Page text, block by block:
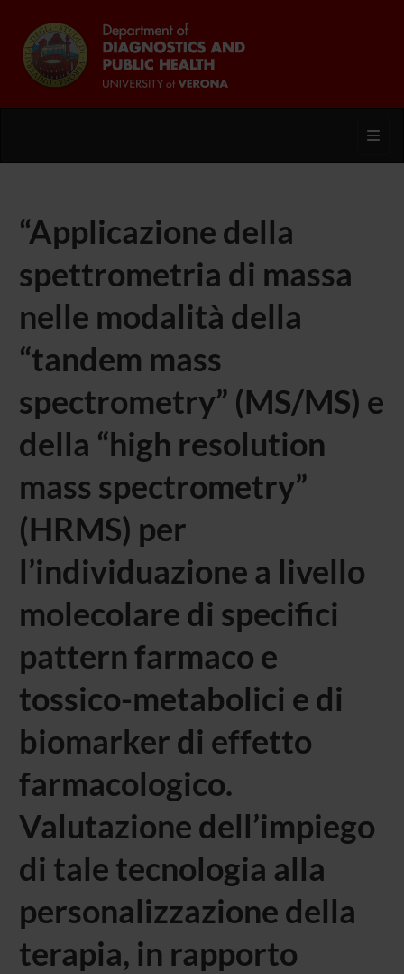
“Applicazione della
spettrometria di massa
nelle modalità della
“tandem mass
spectrometry” (MS/MS) e
della “high resolution
mass spectrometry”
(HRMS) per
l’individuazione a livello
molecolare di specifici
pattern farmaco e
tossico-metabolici e di
biomarker di effetto
farmacologico.
Valutazione dell’impiego
di tale tecnologia alla
personalizzazione della
terapia, in rapporto